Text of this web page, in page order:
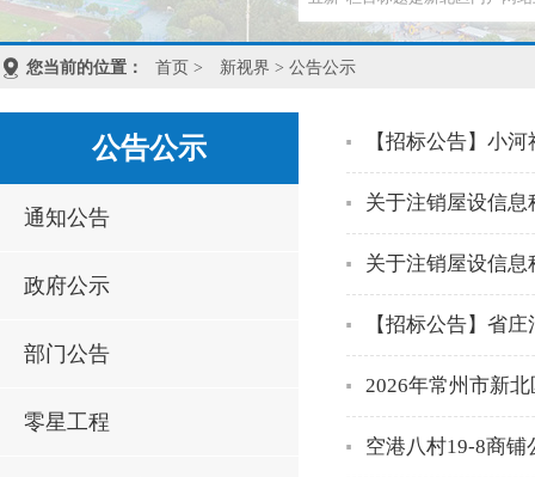
您当前的位置： 首页 > 新视界 > 公告公示
公告公示
通知公告
政府公示
部门公告
零星工程
【招标公告】小
关于注销屋设信
关于注销屋设信
【招标公告】省
2026年常州市新
空港八村19-8商